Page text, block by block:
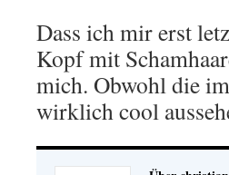
Dass ich mir erst
Kopf mit
mich. Obwohl die
wirklich cool